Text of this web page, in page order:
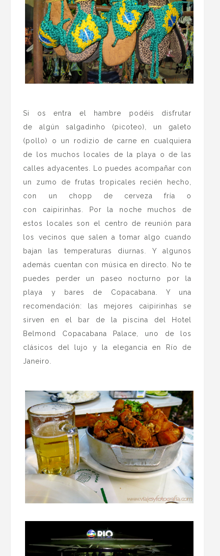
Si os entra el hambre podéis disfrutar
de algún salgadinho (picoteo), un galeto
(pollo) o un rodizio de carne en cualquiera
de los muchos locales de la playa o de las
calles adyacentes. Lo puedes acompañar con
un zumo de frutas tropicales recién hecho,
con un chopp de cerveza fría o
con caipirinhas. Por la noche muchos de
estos locales son el centro de reunión para
los vecinos que salen a tomar algo cuando
bajan las temperaturas diurnas. Y algunos
además cuentan con música en directo. No te
puedes perder un paseo nocturno por la
playa y bares de Copacabana. Y una
recomendación: las mejores caipirinhas se
sirven en el bar de la piscina del Hotel
Belmond Copacabana Palace, uno de los
clásicos del lujo y la elegancia en Río de
Janeiro.